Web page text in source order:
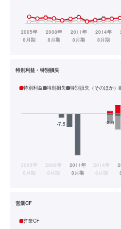
特別利益・特別損失
特別利益 特別損失 特別損失（そのほか）
営業CF
営業CF